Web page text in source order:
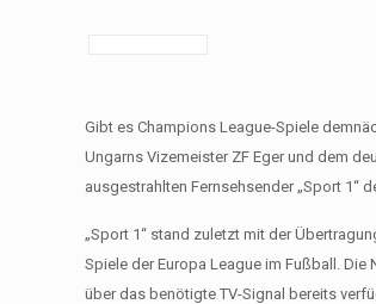
Gibt es Champions League-Spiele
Ungarns Vizemeister ZF Eger und dem
ausgestrahlten Fernsehsender „Sport 1“
„Sport 1“ stand zuletzt mit der
Spiele der Europa League im Fußball.
über das benötigte TV-Signal bereits